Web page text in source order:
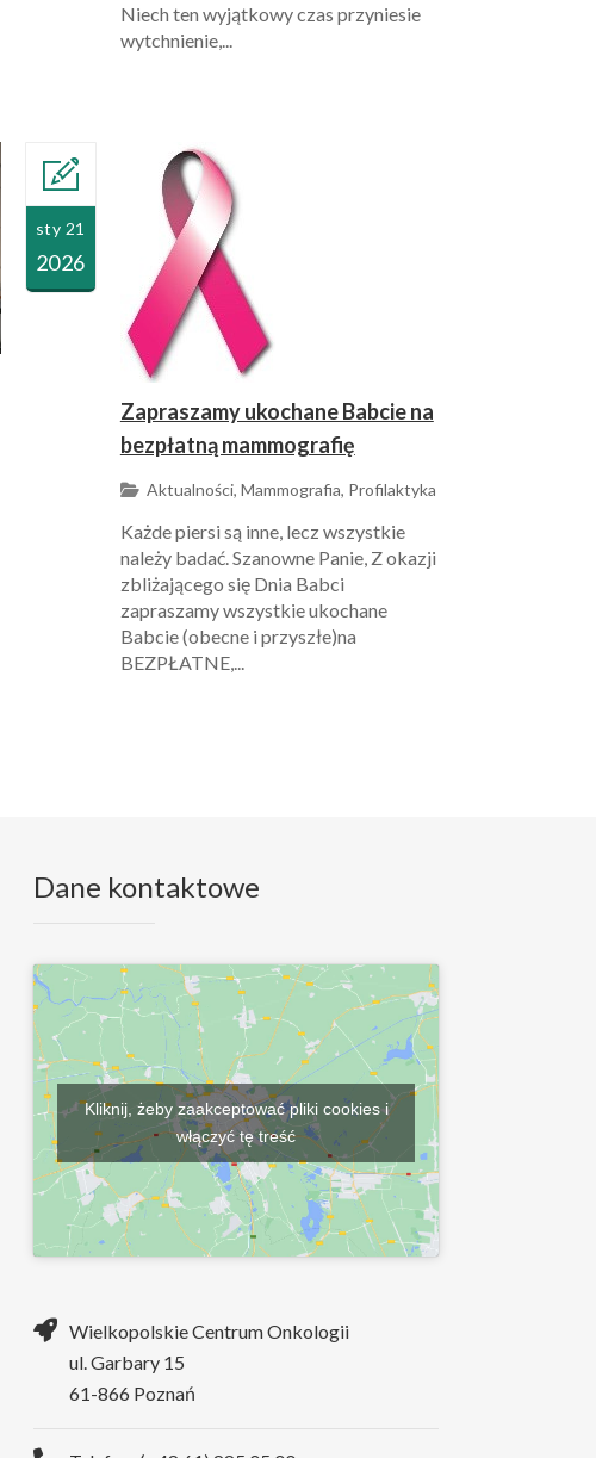
Niech ten wyjątkowy czas przyniesie
wytchnienie,...
sty 21
2026
Zapraszamy ukochane Babcie na
bezpłatną mammografię
Aktualności, Mammografia, Profilaktyka
Każde piersi są inne, lecz wszystkie
należy badać. Szanowne Panie, Z okazji
zbliżającego się Dnia Babci
zapraszamy wszystkie ukochane
Babcie (obecne i przyszłe)na
BEZPŁATNE,...
Dane kontaktowe
Kliknij, żeby zaakceptować pliki cookies i
włączyć tę treść
Wielkopolskie Centrum Onkologii
ul. Garbary 15
61-866 Poznań